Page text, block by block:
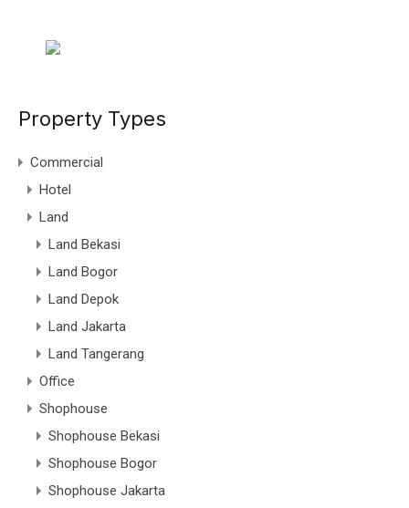
Property Types
Commercial
Hotel
Land
Land Bekasi
Land Bogor
Land Depok
Land Jakarta
Land Tangerang
Office
Shophouse
Shophouse Bekasi
Shophouse Bogor
Shophouse Jakarta